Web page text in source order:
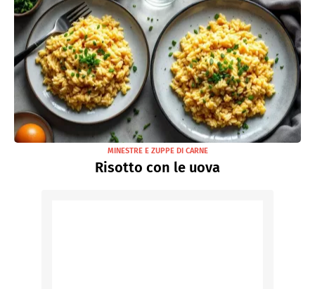
MINESTRE E ZUPPE DI CARNE
Risotto con le uova